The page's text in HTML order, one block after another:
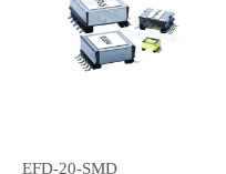
EFD-20-SMD